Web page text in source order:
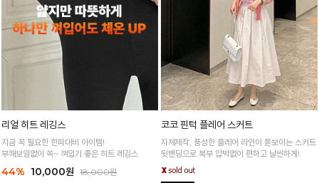
리얼 히트 레깅스
지금 꼭 필요한 한파대비 아이템!
부해보임없이 쏙~ 껴입기 좋은 히트 레깅스
44% 10,000원 18,000원
코코 핀턱 플레어 스커트
자체제작, 풍성한 플레어 라인이 돋보이는 스커트
뒷밴딩으로 복부 압박없이 편하고 날씬하게!